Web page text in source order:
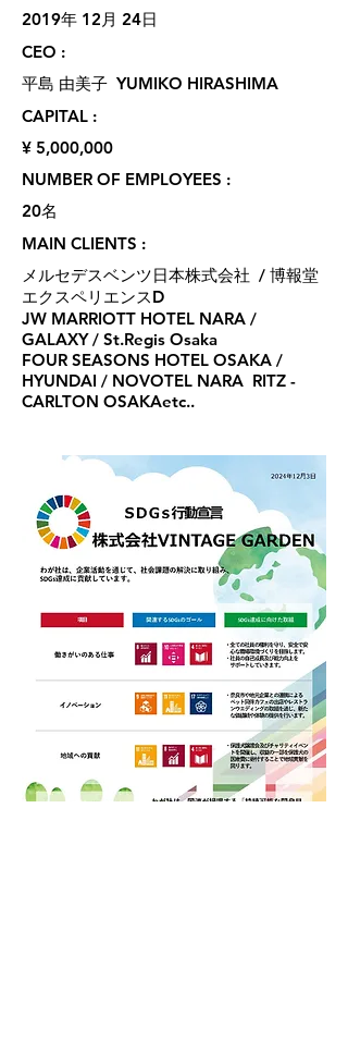
2019年 12月​ 24日
CEO :
​平島 由美子 YUMIKO HIRASHIMA
CAPITAL :
​¥ 5,000,000
NUMBER OF EMPLOYEES :
​20名
MAIN CLIENTS :
​メルセデスベンツ日本株式会社 / 博報堂
エクスペリエンスD
JW MARRIOTT HOTEL NARA /
GALAXY / St.Regis Osaka
FOUR SEASONS HOTEL OSAKA /
HYUNDAI / NOVOTEL NARA RITZ -
CARLTON OSAKAetc..